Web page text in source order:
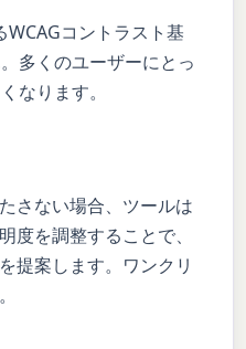
WCAGコントラスト基
多くのユーザーにとっ
なります。
さない場合、ツールは
度を調整することで、
を提案します。ワンクリ